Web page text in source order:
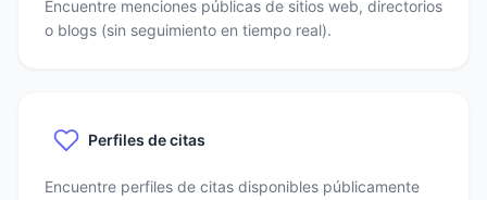
Encuentre menciones públicas de sitios web, directorios
o blogs (sin seguimiento en tiempo real).
Perfiles de citas
Encuentre perfiles de citas disponibles públicamente